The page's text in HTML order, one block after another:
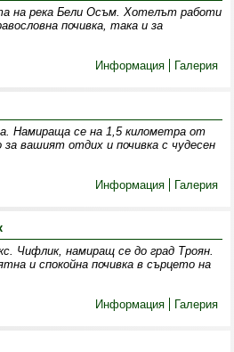
на река Бели Осъм. Хотелът работи
почивка, така и за
Информация
Галерия
Намираща се на 1,5 километра от
вашият отдих и почивка с чудесен
Информация
Галерия
Чифлик, намиращ се до град Троян.
и спокойна почивка в сърцето на
Информация
Галерия